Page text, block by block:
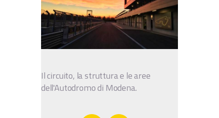
ISCRIVITI ALLA
NEWSLETTER
CONTATTI
DOVE SIAMO
EN
Il circuito, la struttura e le aree
dell'Autodromo di Modena.